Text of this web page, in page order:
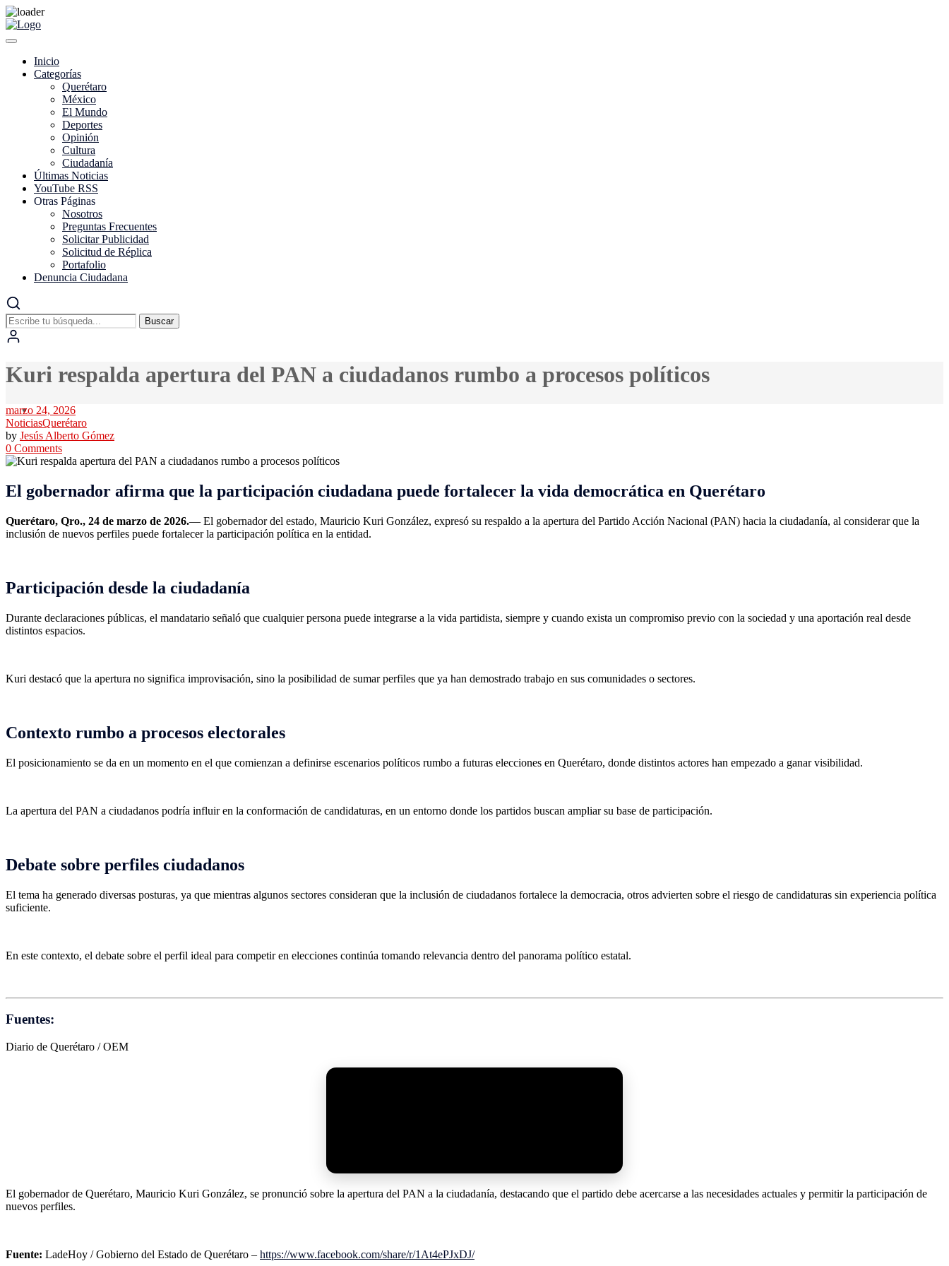
Skip
to
Inicio
Categorías
Querétaro
México
El Mundo
Deportes
Opinión
Cultura
Ciudadanía
Últimas Noticias
YouTube RSS
Otras Páginas
Nosotros
Preguntas Frecuentes
Solicitar Publicidad
Solicitud de Réplica
Portafolio
Denuncia Ciudadana
Buscar
Kuri respalda apertura del PAN a ciudadanos rumbo a procesos políticos
marzo 24, 2026
NoticiasQuerétaro
by Jesús Alberto Gómez
0 Comments
El gobernador afirma que la participación ciudadana puede fortalecer la vida democrática en Querétaro
Querétaro, Qro., 24 de marzo de 2026.— El gobernador del estado, Mauricio Kuri González, expresó su respaldo a la apertura del Partido Acción Nacional (PAN) hacia la ciudadanía, al considerar que la
inclusión de nuevos perfiles puede fortalecer la participación política en la entidad.
Participación desde la ciudadanía
Durante declaraciones públicas, el mandatario señaló que cualquier persona puede integrarse a la vida partidista, siempre y cuando exista un compromiso previo con la sociedad y una aportación real desde
distintos espacios.
Kuri destacó que la apertura no significa improvisación, sino la posibilidad de sumar perfiles que ya han demostrado trabajo en sus comunidades o sectores.
Contexto rumbo a procesos electorales
El posicionamiento se da en un momento en el que comienzan a definirse escenarios políticos rumbo a futuras elecciones en Querétaro, donde distintos actores han empezado a ganar visibilidad.
La apertura del PAN a ciudadanos podría influir en la conformación de candidaturas, en un entorno donde los partidos buscan ampliar su base de participación.
Debate sobre perfiles ciudadanos
El tema ha generado diversas posturas, ya que mientras algunos sectores consideran que la inclusión de ciudadanos fortalece la democracia, otros advierten sobre el riesgo de candidaturas sin experiencia política
suficiente.
En este contexto, el debate sobre el perfil ideal para competir en elecciones continúa tomando relevancia dentro del panorama político estatal.
Fuentes:
Diario de Querétaro / OEM
El gobernador de Querétaro, Mauricio Kuri González, se pronunció sobre la apertura del PAN a la ciudadanía, destacando que el partido debe acercarse a las necesidades actuales y permitir la participación de
nuevos perfiles.
Fuente: LadeHoy / Gobierno del Estado de Querétaro – https://www.facebook.com/share/r/1At4ePJxDJ/